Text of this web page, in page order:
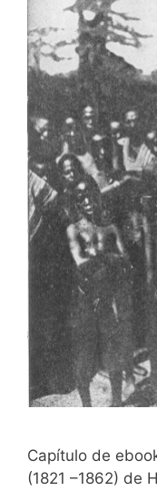
Capítulo de
(1821 –1862) de